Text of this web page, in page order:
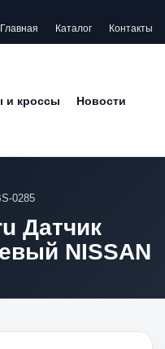
Главная
Каталог Контакты
и кроссы
Новости
0285
Датчик
NISSAN